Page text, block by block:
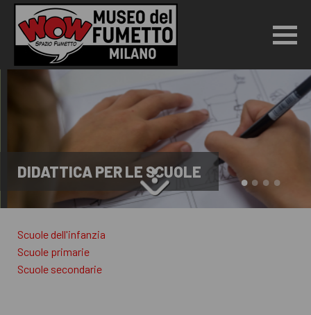
DIDATTICA PER LE SCUOLE
Scuole dell'infanzia
Scuole primarie
Scuole secondarie